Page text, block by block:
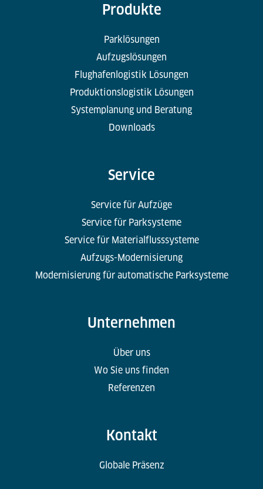
Produkte
Parklösungen
Aufzugslösungen
Flughafenlogistik Lösungen
Produktionslogistik Lösungen
Systemplanung und Beratung
Downloads
Service
Service für Aufzüge
Service für Parksysteme
Service für Materialflusssysteme
Aufzugs-Modernisierung
Modernisierung für automatische Parksysteme
Unternehmen
Über uns
Wo Sie uns finden
Referenzen
Kontakt
Globale Präsenz